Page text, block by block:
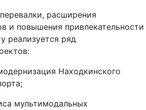
расширения
и повышения привлекательности
реализуется ряд
Находкинского
мультимодальных